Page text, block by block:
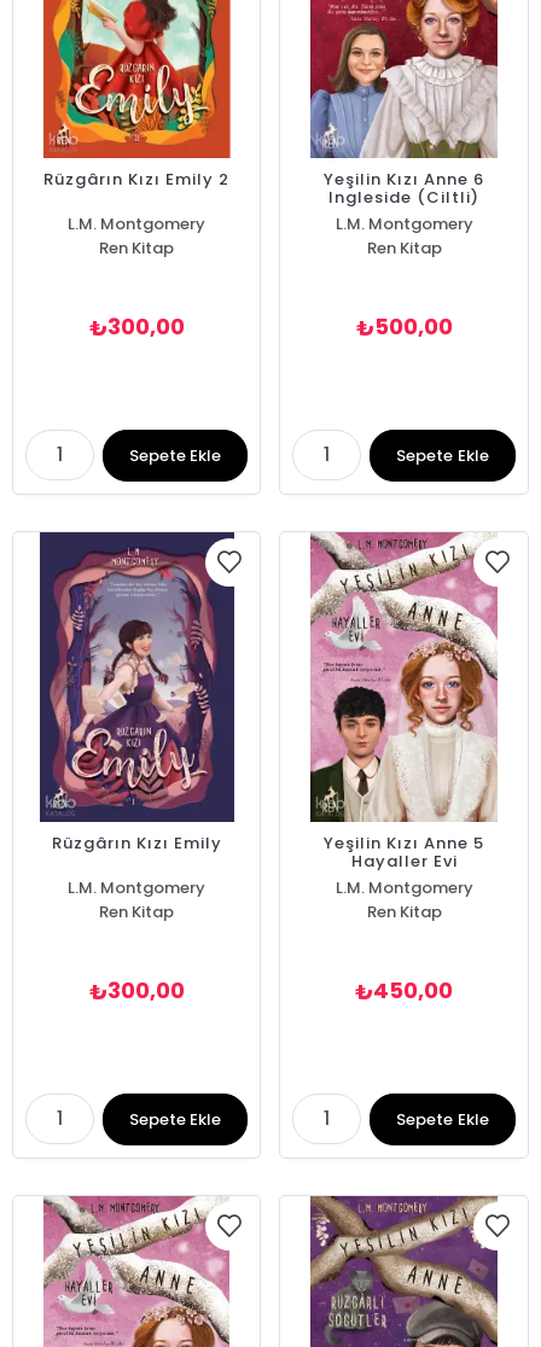
Rüzgârın Kızı Emily 2
L.M. Montgomery
Ren Kitap
₺300,00
Sepete Ekle
Yeşilin Kızı Anne 6
Ingleside (Ciltli)
L.M. Montgomery
Ren Kitap
₺500,00
Sepete Ekle
Rüzgârın Kızı Emily
L.M. Montgomery
Ren Kitap
₺300,00
Sepete Ekle
Yeşilin Kızı Anne 5
Hayaller Evi
L.M. Montgomery
Ren Kitap
₺450,00
Sepete Ekle